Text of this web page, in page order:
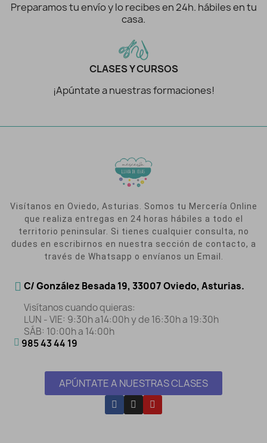
Preparamos tu envío y lo recibes en 24h. hábiles en tu
casa.
CLASES Y CURSOS
¡Apúntate a nuestras formaciones!
Visítanos en Oviedo, Asturias. Somos tu Mercería Online
que realiza entregas en 24 horas hábiles a todo el
territorio peninsular. Si tienes cualquier consulta, no
dudes en escribirnos en nuestra sección de contacto, a
través de Whatsapp o envíanos un Email.
C/ González Besada 19, 33007 Oviedo, Asturias.
Visítanos cuando quieras:
LUN - VIE: 9:30h a14:00h y de 16:30h a 19:30h
SÁB: 10:00h a 14:00h
985 43 44 19
APÚNTATE A NUESTRAS CLASES